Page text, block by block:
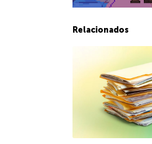
Relacionados